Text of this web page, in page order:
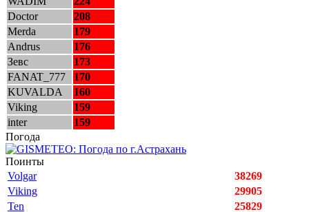
Doctor
208
Merda
179
Andrus
176
Зевс
173
FANAT_777
170
KUVALDA
160
Viking
159
inter
159
Погода
Поинты
Volgar
38269
Viking
29905
Ten
25829